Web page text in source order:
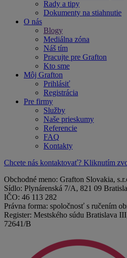
Rady a tipy
Dokumenty na stiahnutie
O nás
Blogy
Mediálna zóna
Náš tím
Pracujte pre Grafton
Kto sme
Môj Grafton
Prihlásiť
Registrácia
Pre firmy
Služby
Naše prieskumy
Referencie
FAQ
Kontakty
Chcete nás kontaktovať? Kliknutím
Obchodné meno: Grafton Slovakia,
Sídlo: Plynárenská 7/A, 821 09
IČO: 46 113 282
Právna forma: spoločnosť s ručením
Register: Mestského súdu Bratislava
72641/B